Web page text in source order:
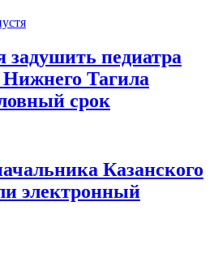
педиатра
Тагила
срок
Казанского
электронный